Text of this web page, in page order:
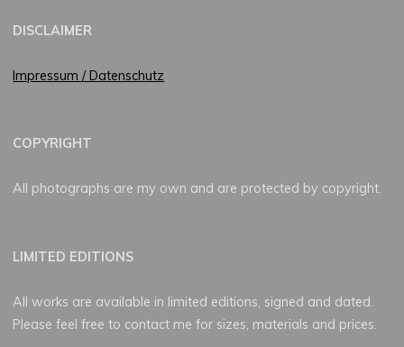
DISCLAIMER
Impressum / Datenschutz
COPYRIGHT
All photographs are my own and are protected by copyright.
LIMITED EDITIONS
All works are available in limited editions, signed and dated.
Please feel free to contact me for sizes, materials and prices.